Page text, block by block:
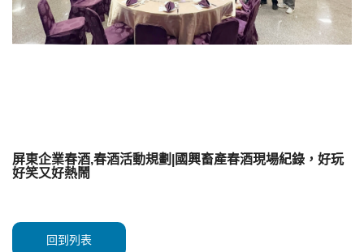
屏東企業春酒,春酒活動規劃|國興畜產春酒現場紀錄，好玩
好笑又好熱鬧
回到列表